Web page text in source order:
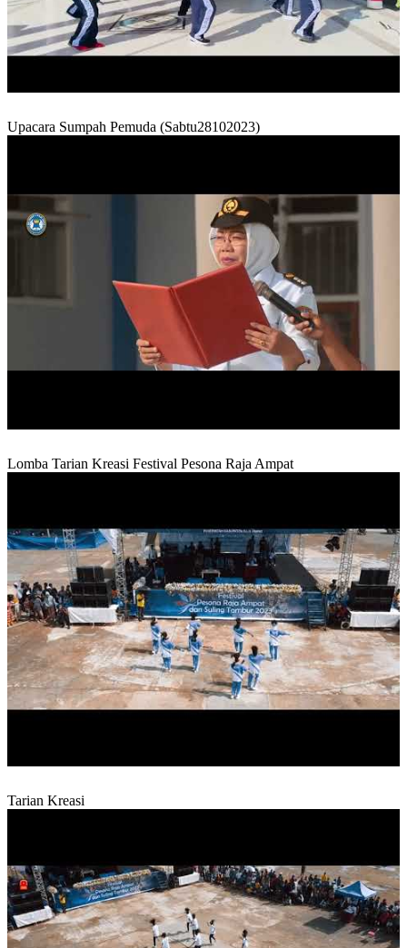
Upacara Sumpah Pemuda (Sabtu28102023)
Lomba Tarian Kreasi Festival Pesona Raja Ampat
Tarian Kreasi